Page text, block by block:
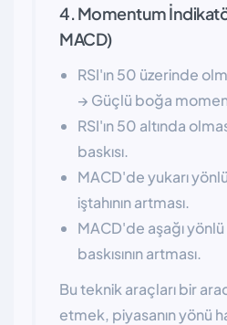
4. Momentum
MACD)
RSI'ın 50 üzerinde
→ Güçlü boğa
RSI'ın 50 altında
baskısı.
MACD'de yukarı
iştahının artması.
MACD'de aşağı
baskısının artması.
Bu teknik araçları bir
etmek, piyasanın yönü